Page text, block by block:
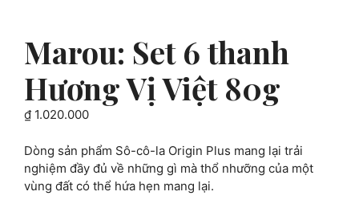
Marou: Set 6 thanh
Hương Vị Việt 80g
₫1.020.000
Dòng sản phẩm Sô-cô-la Origin Plus mang lại trải
nghiệm đầy đủ về những gì mà thổ nhưỡng của một
vùng đất có thể hứa hẹn mang lại.